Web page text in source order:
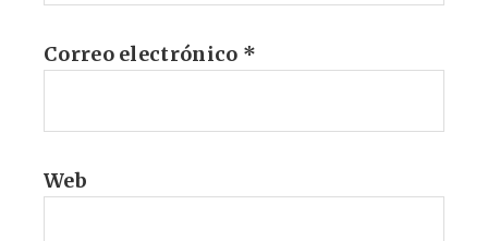
Correo electrónico *
Web